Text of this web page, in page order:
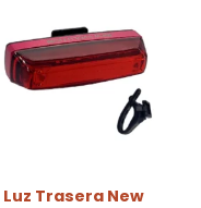
Luz Trasera New